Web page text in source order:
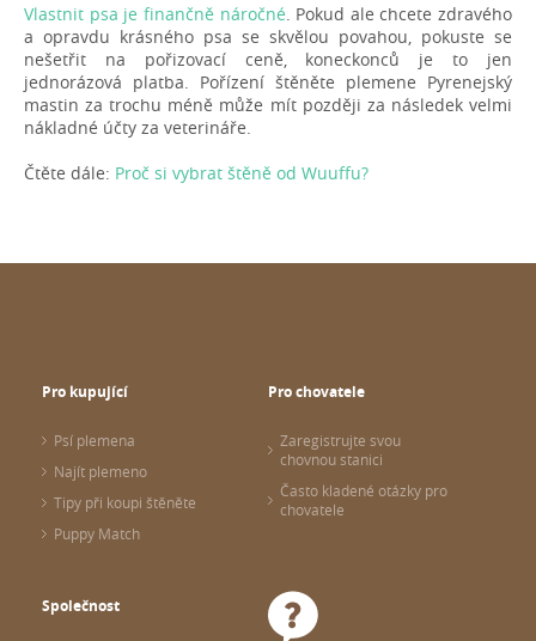
Vlastnit psa je finančně náročné . Pokud ale chcete zdravého
a opravdu krásného psa se skvělou povahou, pokuste se
nešetřit na pořizovací ceně, koneckonců je to jen
jednorázová platba. Pořízení štěněte plemene Pyrenejský
mastin za trochu méně může mít později za následek velmi
nákladné účty za veterináře.
Čtěte dále: Proč si vybrat štěně od Wuuffu?
Pro kupující
Psí plemena
Najít plemeno
Tipy při koupi štěněte
Puppy Match
Pro chovatele
Zaregistrujte svou
chovnou stanici
Často kladené otázky pro
chovatele
Společnost